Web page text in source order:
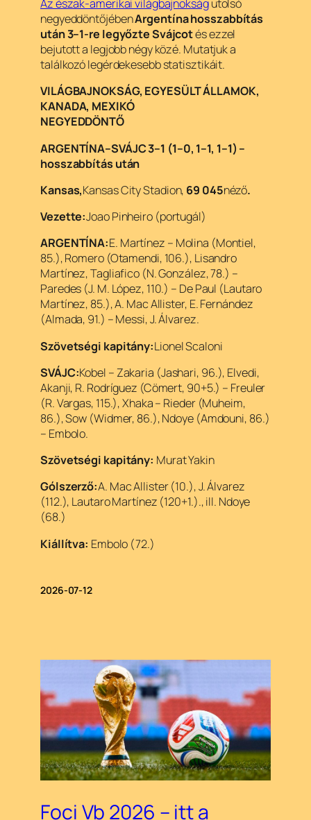
Az észak-amerikai világbajnokságutolsó
negyeddöntőjébenArgentína hosszabbítás
után 3–1-re legyőzte Svájcotés ezzel
bejutott a legjobb négy közé. Mutatjuk a
találkozó legérdekesebb statisztikáit.
VILÁGBAJNOKSÁG, EGYESÜLT ÁLLAMOK,
KANADA, MEXIKÓ
NEGYEDDÖNTŐ
ARGENTÍNA–SVÁJC3–1 (1–0, 1–1, 1–1) –
hosszabbítás után
Kansas,Kansas City Stadion, 69 045néző.
Vezette:Joao Pinheiro (portugál)
ARGENTÍNA:E. Martínez – Molina (Montiel,
85.), Romero (Otamendi, 106.), Lisandro
Martínez, Tagliafico (N. González, 78.) –
Paredes (J. M. López, 110.) – De Paul (Lautaro
Martínez, 85.), A. Mac Allister, E. Fernández
(Almada, 91.) – Messi, J. Álvarez.
Szövetségi kapitány:Lionel Scaloni
SVÁJC:Kobel – Zakaria (Jashari, 96.), Elvedi,
Akanji, R. Rodríguez (Cömert, 90+5.) – Freuler
(R. Vargas, 115.), Xhaka – Rieder (Muheim,
86.), Sow (Widmer, 86.), Ndoye (Amdouni, 86.)
– Embolo.
Szövetségi kapitány: Murat Yakin
Gólszerző:A. Mac Allister (10.), J. Álvarez
(112.), Lautaro Martínez (120+1.)., ill. Ndoye
(68.)
Kiállítva: Embolo (72.)
2026-07-12
Foci Vb 2026 – itt a